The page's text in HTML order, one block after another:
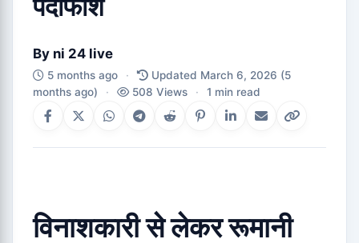
पर्दाफाश
By ni 24 live
5 months ago · Updated March 6, 2026 (5
months ago)
· 508 Views · 1 min read
विनाशकारी से लेकर रूमानी